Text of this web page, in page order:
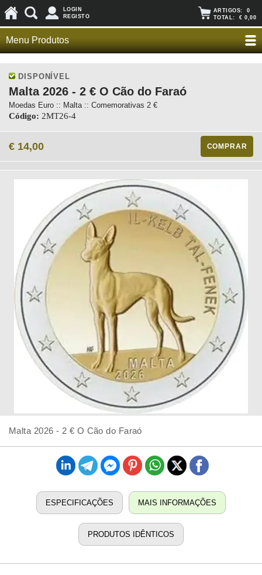
LOGIN
REGISTO
ARTIGOS: 0
TOTAL: € 0,00
Menu Produtos
DISPONÍVEL
Malta 2026 - 2 € O Cão do Faraó
Moedas Euro :: Malta :: Comemorativas 2 €
Código: 2MT26-4
€ 14,00 COMPRAR
Malta 2026 - 2 € O Cão do Faraó
ESPECIFICAÇÕES MAIS INFORMAÇÕES
PRODUTOS IDÊNTICOS